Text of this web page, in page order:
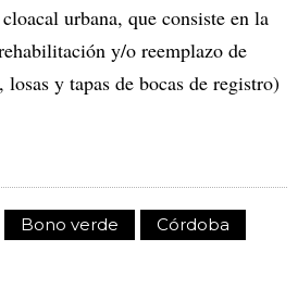
urbana, que consiste en la
y/o reemplazo de
losas y tapas de bocas de registro)
Bono verde Córdoba